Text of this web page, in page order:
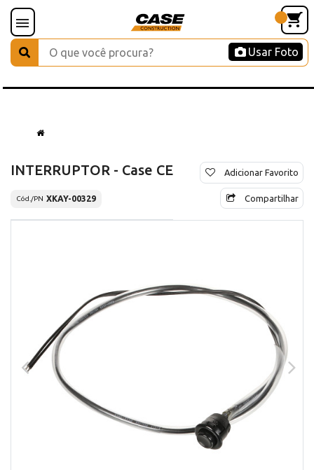
Usar Foto
INTERRUPTOR - Case CE
Cód./PN XKAY-00329
Adicionar Favorito
Compartilhar